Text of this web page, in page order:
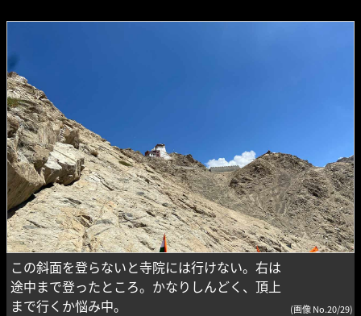
この斜面を登らないと寺院には行けない。右は
途中まで登ったところ。かなりしんどく、頂上
まで行くか悩み中。
(画像 No.20/29)